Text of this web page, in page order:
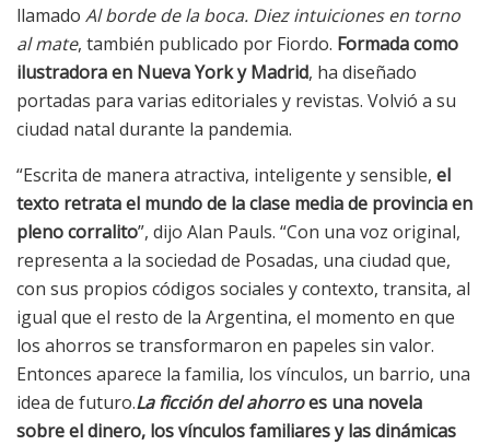
llamado Al borde de la boca. Diez intuiciones en torno
al mate, también publicado por Fiordo. Formada como
ilustradora en Nueva York y Madrid, ha diseñado
portadas para varias editoriales y revistas. Volvió a su
ciudad natal durante la pandemia.
“Escrita de manera atractiva, inteligente y sensible, el
texto retrata el mundo de la clase media de provincia en
pleno corralito”, dijo Alan Pauls. “Con una voz original,
representa a la sociedad de Posadas, una ciudad que,
con sus propios códigos sociales y contexto, transita, al
igual que el resto de la Argentina, el momento en que
los ahorros se transformaron en papeles sin valor.
Entonces aparece la familia, los vínculos, un barrio, una
idea de futuro.La ficción del ahorroes una novela
sobre el dinero, los vínculos familiares y las dinámicas